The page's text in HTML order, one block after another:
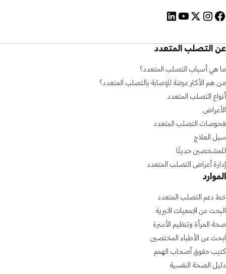
عن التصلب المتعدد
ما هي أسباب التصلب المتعدد؟
من هم الأكثر عرضة للإصابة بالتصلب المتعدد؟
أنواع التصلب المتعدد
الأعراض
فحوصات التصلب المتعدد
سبل العلاج
للمشخصين حديثًا
إدارة أعراض التصلب المتعدد
الموارد
خط دعم التصلب المتعدد
البحث عن الجمعيات الخيرية
صحة المرأة وتنظيم الأسرة
ابحث عن الأطباء المختصين
كتيب حقوق أصحاب الهمم
دليل الصحة النفسية